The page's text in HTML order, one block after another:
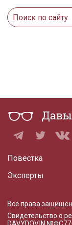
Повестка
Эксперты
Все права
Свидетельство о